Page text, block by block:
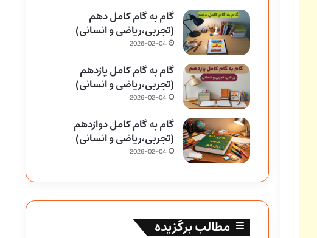
گام به گام کامل دهم
(تجربی،ریاضی و انسانی)
2026-02-04
گام به گام کامل یازدهم
(تجربی،ریاضی و انسانی)
2026-02-04
گام به گام کامل دوازدهم
(تجربی،ریاضی و انسانی)
2026-02-04
مطالب برگزیده